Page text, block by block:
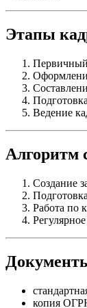
Этапы
Первичный
Ведение
Алгоритм
Создание
Работа по
копия